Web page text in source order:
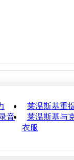
莱温斯基重
音
莱温斯基与
衣服